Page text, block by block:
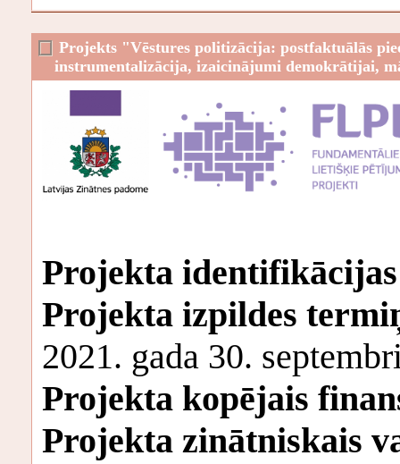
Projekts "Vēstures politizācija: postfaktuālās
instrumentalizācija, izaicinājumi demokrātijai,
Projekta
Projekta izpildes
2021. gada 30.
Projekta kopējais
Projekta zinātniskais